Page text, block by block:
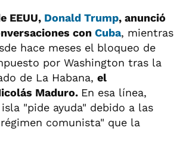
EEUU, Donald Trump, anunció
con Cuba, mientras
hace meses el bloqueo de
por Washington tras la
de La Habana, el
Maduro. En esa línea,
"pide ayuda" debido a las
comunista" que la